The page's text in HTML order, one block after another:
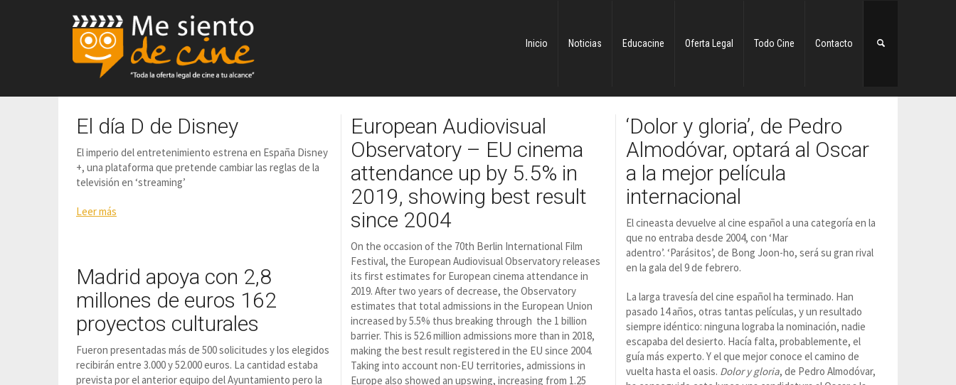
Inicio Noticias Educacine Oferta Legal Todo Cine Contacto
El día D de Disney
El imperio del entretenimiento estrena en España Disney
+, una plataforma que pretende cambiar las reglas de la
televisión en ‘streaming’
Leer más
European Audiovisual
Observatory – EU cinema
attendance up by 5.5% in
2019, showing best result
since 2004
On the occasion of the 70th Berlin International Film
Festival, the European Audiovisual Observatory releases
its first estimates for European cinema attendance in
2019. After two years of decrease, the Observatory
estimates that total admissions in the European Union
increased by 5.5% thus breaking through the 1 billion
barrier. This is 52.6 million admissions more than in 2018,
making the best result registered in the EU since 2004.
Taking into account non-EU territories, admissions in
Europe also showed an upswing, increasing from 1.25
‘Dolor y gloria’, de Pedro
Almodóvar, optará al Oscar
a la mejor película
internacional
El cineasta devuelve al cine español a una categoría en la
que no entraba desde 2004, con ‘Mar
adentro’. ‘Parásitos’, de Bong Joon-ho, será su gran rival
en la gala del 9 de febrero.
La larga travesía del cine español ha terminado. Han
pasado 14 años, otras tantas películas, y un resultado
siempre idéntico: ninguna lograba la nominación, nadie
escapaba del desierto. Hacía falta, probablemente, el
guía más experto. Y el que mejor conoce el camino de
vuelta hasta el oasis. Dolor y gloria, de Pedro Almodóvar,
Madrid apoya con 2,8
millones de euros 162
proyectos culturales
Fueron presentadas más de 500 solicitudes y los elegidos
recibirán entre 3.000 y 52.000 euros. La cantidad estaba
prevista por el anterior equipo del Ayuntamiento pero la